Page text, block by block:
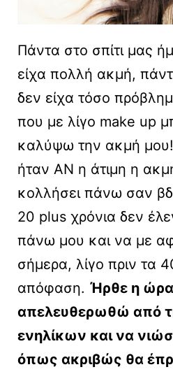
Πάντα στο σπίτι μας
είχα πολλή ακμή,
δεν είχα τόσο
που με λίγο make up
καλύψω την ακμή μου!
ήταν ΑΝ η άτιμη η
κολλήσει πάνω σαν
20 plus χρόνια δεν
πάνω μου και να με
σήμερα, λίγο πριν τα
απόφαση. Ήρθε η
απελευθερωθώ από
ενηλίκων και να
όπως ακριβώς θα